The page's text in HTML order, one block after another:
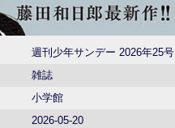
週刊少年サンデー 2026年25号
雑誌
小学館
2026-05-20